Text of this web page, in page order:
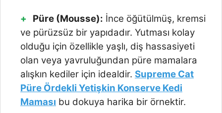
Püre (Mousse): İnce öğütülmüş, kremsi
ve pürüzsüz bir yapıdadır. Yutması kolay
olduğu için özellikle yaşlı, diş hassasiyeti
olan veya yavruluğundan püre mamalara
alışkın kediler için idealdir. Supreme Cat
Püre Ördekli Yetişkin Konserve Kedi
Maması bu dokuya harika bir örnektir.